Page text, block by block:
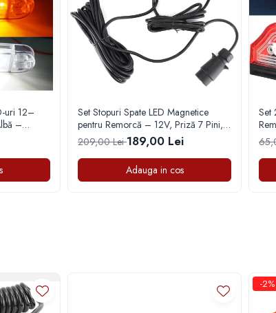
pe timp de noapte. Consumul redus de energie protejează
uri 12–
–
Set Stopuri Spate LED Magnetice
pentru Remorcă – 12V, Priză 7 Pini,
Cablu 7.5m
209,00 Lei189,00 Lei
Adauga in cos
Set
-2%